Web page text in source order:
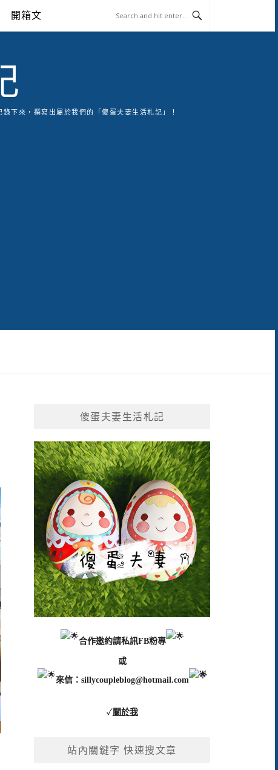
開箱文
下來，撰寫出屬於我們的「傻蛋夫妻生活札記」！
傻蛋夫妻生活札記
合作邀約請私訊FB粉專
或
來信： sillycoupleblog@hotmail.com
✓關於我
站內關鍵字 快速搜文章